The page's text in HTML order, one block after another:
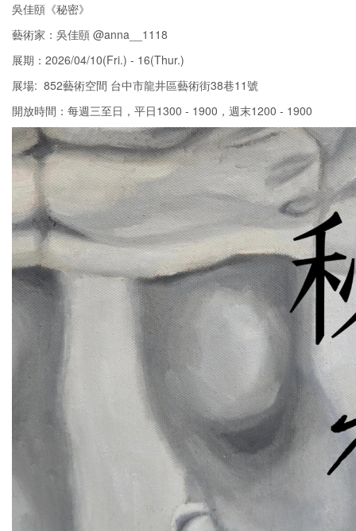
吳佳頤《秘密》
藝術家：吳佳頤 @anna__1118
展期：2026/04/10(Fri.) - 16(Thur.)
展場: 852藝術空間 台中市龍井區藝術街38巷11號
開放時間：每週三至日，平日1300 - 1900，週末1200 - 1900